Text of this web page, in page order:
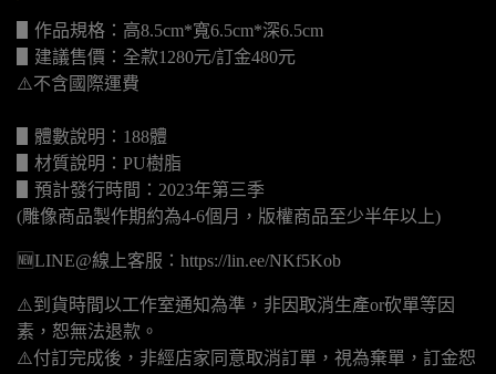
▋作品規格：高8.5cm*寬6.5cm*深6.5cm
▋建議售價：全款1280元/訂金480元
⚠️不含國際運費
▋體數說明：188體
▋材質說明：PU樹脂
▋預計發行時間：2023年第三季
(雕像商品製作期約為4-6個月，版權商品至少半年以上)
🆕LINE@線上客服：https://lin.ee/NKf5Kob
⚠️到貨時間以工作室通知為準，非因取消生產or砍單等因
素，恕無法退款。
⚠️付訂完成後，非經店家同意取消訂單，視為棄單，訂金恕